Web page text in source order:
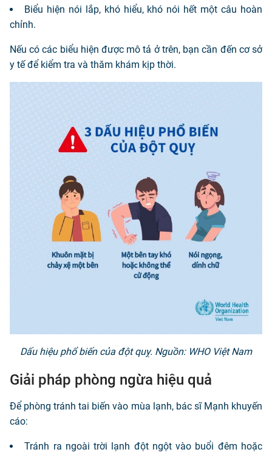
Biểu hiện nói lắp, khó hiểu, khó nói hết một câu hoàn
chỉnh.
Nếu có các biểu hiện được mô tả ở trên, bạn cần đến cơ sở
y tế để kiểm tra và thăm khám kịp thời.
Dấu hiệu phổ biến của đột quỵ. Nguồn: WHO Việt Nam
Giải pháp phòng ngừa hiệu quả
Để phòng tránh tai biến vào mùa lạnh, bác sĩ Mạnh khuyến
cáo:
Tránh ra ngoài trời lạnh đột ngột vào buổi đêm hoặc